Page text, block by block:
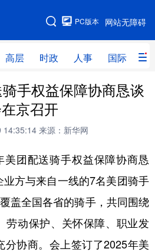
网站无障碍
PC版本
高层 时政 人事 国际 财
网站地图
时政 人事
网评
全球连线
量子 体育
健康 军事
金融
手权益保障协商恳谈
京召开
14:35:14 来源：新华网
团配送骑手权益保障协商恳
方与来自一线的7名美团骑手
盖全国各省的骑手，共同围绕
劳动保护、关怀保障、职业发
分协商。会上签订了2025年美